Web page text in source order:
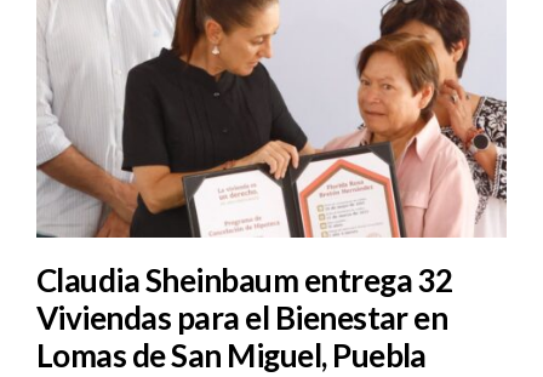
Claudia Sheinbaum entrega 32
Viviendas para el Bienestar en
Lomas de San Miguel, Puebla